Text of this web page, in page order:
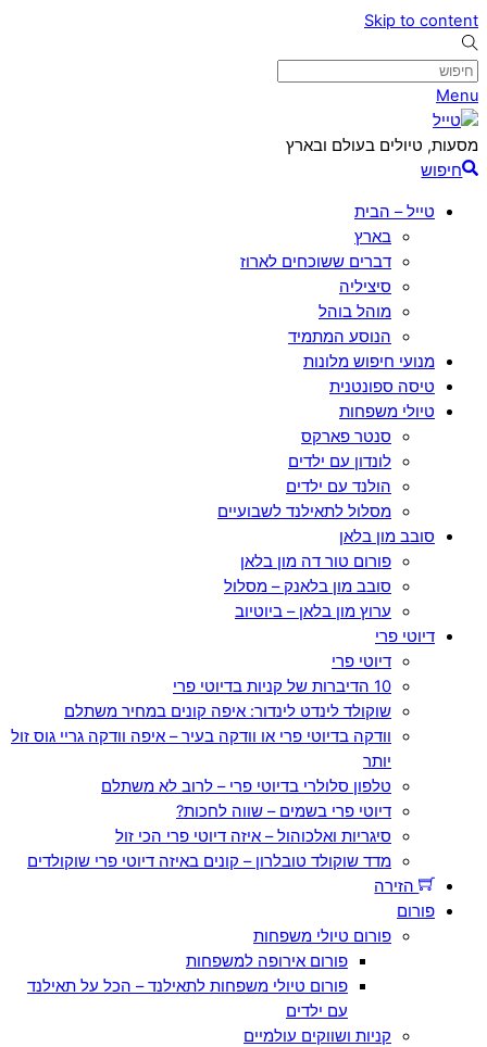
Skip to content
Menu
מסעות, טיולים בעולם ובארץ
חיפוש
טייל – הבית
בארץ
דברים ששוכחים לארוז
סיציליה
מוהל בוהל
הנוסע המתמיד
מנועי חיפוש מלונות
טיסה ספונטנית
טיולי משפחות
סנטר פארקס
לונדון עם ילדים
הולנד עם ילדים
מסלול לתאילנד לשבועיים
סובב מון בלאן
פורום טור דה מון בלאן
סובב מון בלאנק – מסלול
ערוץ מון בלאן – ביוטיוב
דיוטי פרי
דיוטי פרי
10 הדיברות של קניות בדיוטי פרי
שוקולד לינדט לינדור: איפה קונים במחיר משתלם
וודקה בדיוטי פרי או וודקה בעיר – איפה וודקה גריי גוס זול
יותר
טלפון סלולרי בדיוטי פרי – לרוב לא משתלם
דיוטי פרי בשמים – שווה לחכות?
סיגריות ואלכוהול – איזה דיוטי פרי הכי זול
מדד שוקולד טובלרון – קונים באיזה דיוטי פרי שוקולדים
הזירה
פורום
פורום טיולי משפחות
פורום אירופה למשפחות
פורום טיולי משפחות לתאילנד – הכל על תאילנד
עם ילדים
קניות ושווקים עולמיים